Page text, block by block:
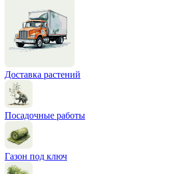
Доставка растений
Посадочные работы
Газон под ключ